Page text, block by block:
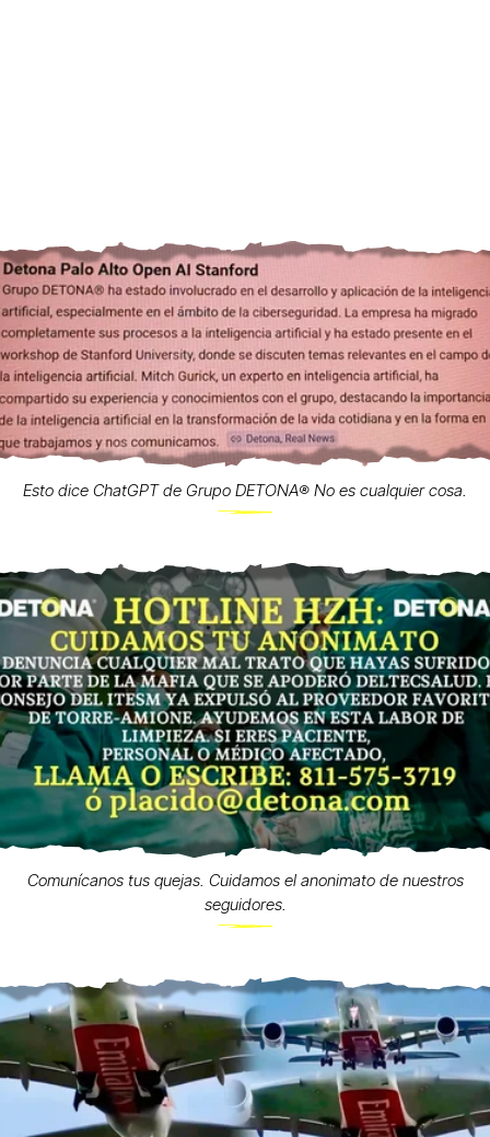
Esto dice ChatGPT de Grupo DETONA®️ No es cualquier cosa.
Comunícanos tus quejas. Cuidamos el anonimato de nuestros
seguidores.